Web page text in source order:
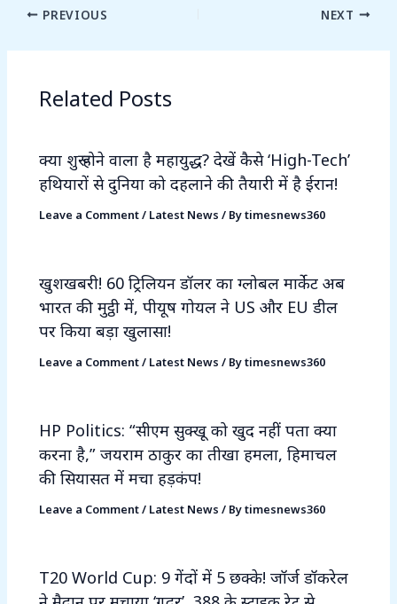
PREVIOUS NEXT
Related Posts
क्या शुरू होने वाला है महायुद्ध? देखें कैसे ‘High-Tech’
हथियारों से दुनिया को दहलाने की तैयारी में है ईरान!
Leave a Comment/ Latest News / Bytimesnews360
खुशखबरी! 60 ट्रिलियन डॉलर का ग्लोबल मार्केट अब
भारत की मुट्ठी में, पीयूष गोयल ने US और EU डील
पर किया बड़ा खुलासा!
Leave a Comment/ Latest News / Bytimesnews360
HP Politics: “सीएम सुक्खू को खुद नहीं पता क्या
करना है,” जयराम ठाकुर का तीखा हमला, हिमाचल
की सियासत में मचा हड़कंप!
Leave a Comment/ Latest News / Bytimesnews360
T20 World Cup: 9 गेंदों में 5 छक्के! जॉर्ज डॉकरेल